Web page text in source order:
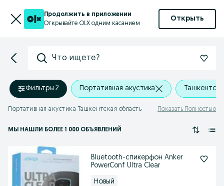
Продолжить в приложении
Открывайте OLX одним касанием
Открыть
Что ищете?
Фильтры·2 Портативная акустика
Портативная акустика Ташкентская область Показать Полностью
МЫ НАШЛИ БОЛЕЕ 1 000 ОБЪЯВЛЕНИЙ
Bluetooth-спикерфон Anker
PowerConf Ultra Clear
Новый